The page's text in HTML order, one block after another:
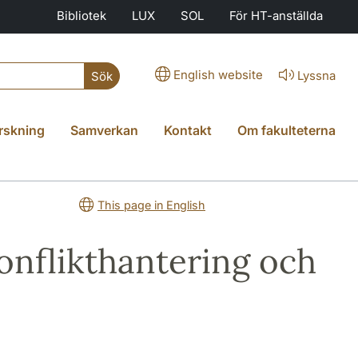
Bibliotek LUX SOL För HT-anställda
Sök English website Lyssna
Samverkan Kontakt Om fakulteterna
This page in English
och